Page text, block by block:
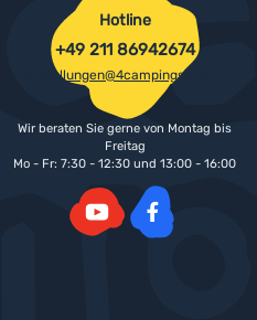
Hotline
+49 211 86942674
bestellungen@4campingshop.de
Wir beraten Sie gerne von Montag bis
Freitag
Mo - Fr: 7:30 - 12:30 und 13:00 - 16:00